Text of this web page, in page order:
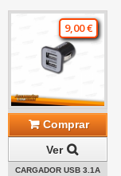
9,00 €
Comprar
Ver
CARGADOR USB 3.1A